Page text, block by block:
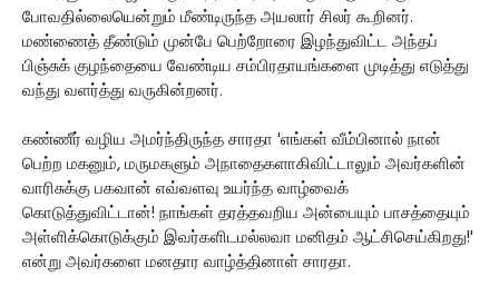
போவதில்லையென்றும் மீண்டிருந்த அயலார் சிலர் கூறினர்.
மண்ணைத் தீண்டும் முன்பே பெற்றோரை இழந்துவிட்ட அந்தப்
பிஞ்சுக் குழந்தையை வேண்டிய சம்பிரதாயங்களை முடித்து எடுத்து
வந்து வளர்த்து வருகின்றனர்.
கண்ணீர் வழிய அமர்ந்திருந்த சாரதா 'எங்கள் வீம்பினால் நான்
பெற்ற மகனும், மருமகளும் அநாதைகளாகிவிட்டாலும் அவர்களின்
வாரிசுக்கு பகவான் எவ்வளவு உயர்ந்த வாழ்வைக்
கொடுத்துவிட்டான்! நாங்கள் தரத்தவறிய அன்பையும் பாசத்தையும்
அள்ளிக்கொடுக்கும் இவர்களிடமல்லவா மனிதம் ஆட்சிசெய்கிறது!'
என்று அவர்களை மனதார வாழ்த்தினாள் சாரதா.